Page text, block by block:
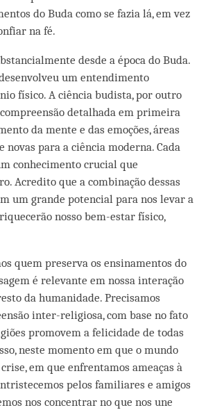
do Buda como se fazia lá, em vez
na fé.
desde a época do Buda.
um entendimento
físico. A ciência budista, por outro
detalhada em primeira
da mente e das emoções, áreas
para a ciência moderna. Cada
conhecimento crucial que
Acredito que a combinação dessas
um grande potencial para nos levar a
nosso bem-estar físico,
quem preserva os ensinamentos do
é relevante em nossa interação
da humanidade. Precisamos
inter-religiosa, com base no fato
promovem a felicidade de todas
neste momento em que o mundo
em que enfrentamos ameaças à
pelos familiares e amigos
nos concentrar no que nos une